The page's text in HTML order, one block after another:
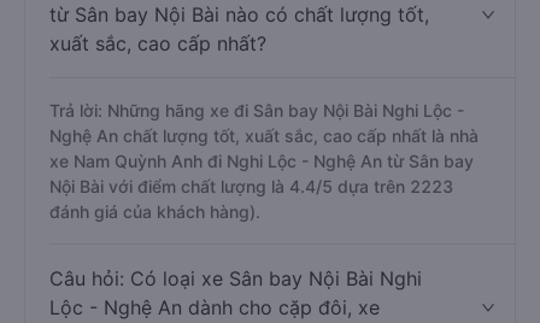
từ Sân bay Nội Bài nào có chất lượng tốt,
xuất sắc, cao cấp nhất?
Trả lời: Những hãng xe đi Sân bay Nội Bài Nghi Lộc -
Nghệ An chất lượng tốt, xuất sắc, cao cấp nhất là nhà
xe Nam Quỳnh Anh đi Nghi Lộc - Nghệ An từ Sân bay
Nội Bài với điểm chất lượng là 4.4/5 dựa trên 2223
đánh giá của khách hàng).
Câu hỏi: Có loại xe Sân bay Nội Bài Nghi
Lộc - Nghệ An dành cho cặp đôi, xe